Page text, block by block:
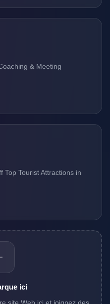
& Meeting
Top Tourist Attractions in
ici